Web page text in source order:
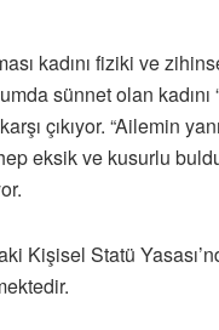
kadını fiziki ve
sünnet olan kadını
çıkıyor. “Ailemin
eksik ve kusurlu
Kişisel Statü